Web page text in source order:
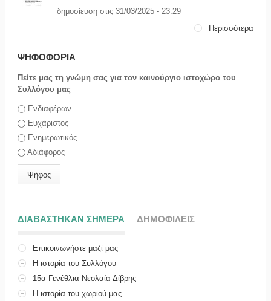
δημοσίευση στις 31/03/2025 - 23:29
Περισσότερα
ΨΗΦΟΦΟΡΙΑ
Πείτε μας τη γνώμη σας για τον καινούργιο ιστοχώρο του
Συλλόγου μας
Επιλογές
Ενδιαφέρων
Ευχάριστος
Ενημερωτικός
Αδιάφορος
ΔΙΑΒΑΣΤΗΚΑΝ ΣΗΜΕΡΑ (ΕΝΕΡΓΗ ΚΑΡΤΕΛΑ)
ΔΗΜΟΦΙΛΕΙΣ
Επικοινωνήστε μαζί μας
Η ιστορία του Συλλόγου
15α Γενέθλια Νεολαία Δίβρης
Η ιστορία του χωριού μας